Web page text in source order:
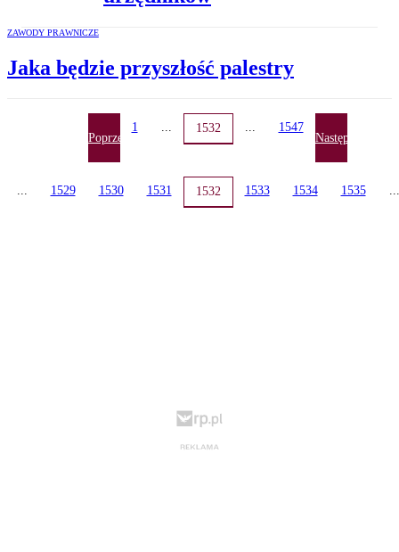
ZAWODY PRAWNICZE
Jaka będzie przyszłość palestry
Poprzednia
1 ... 1532 ... 1547
Następna
... 1529 1530 1531 1532 1533 1534 1535 ...